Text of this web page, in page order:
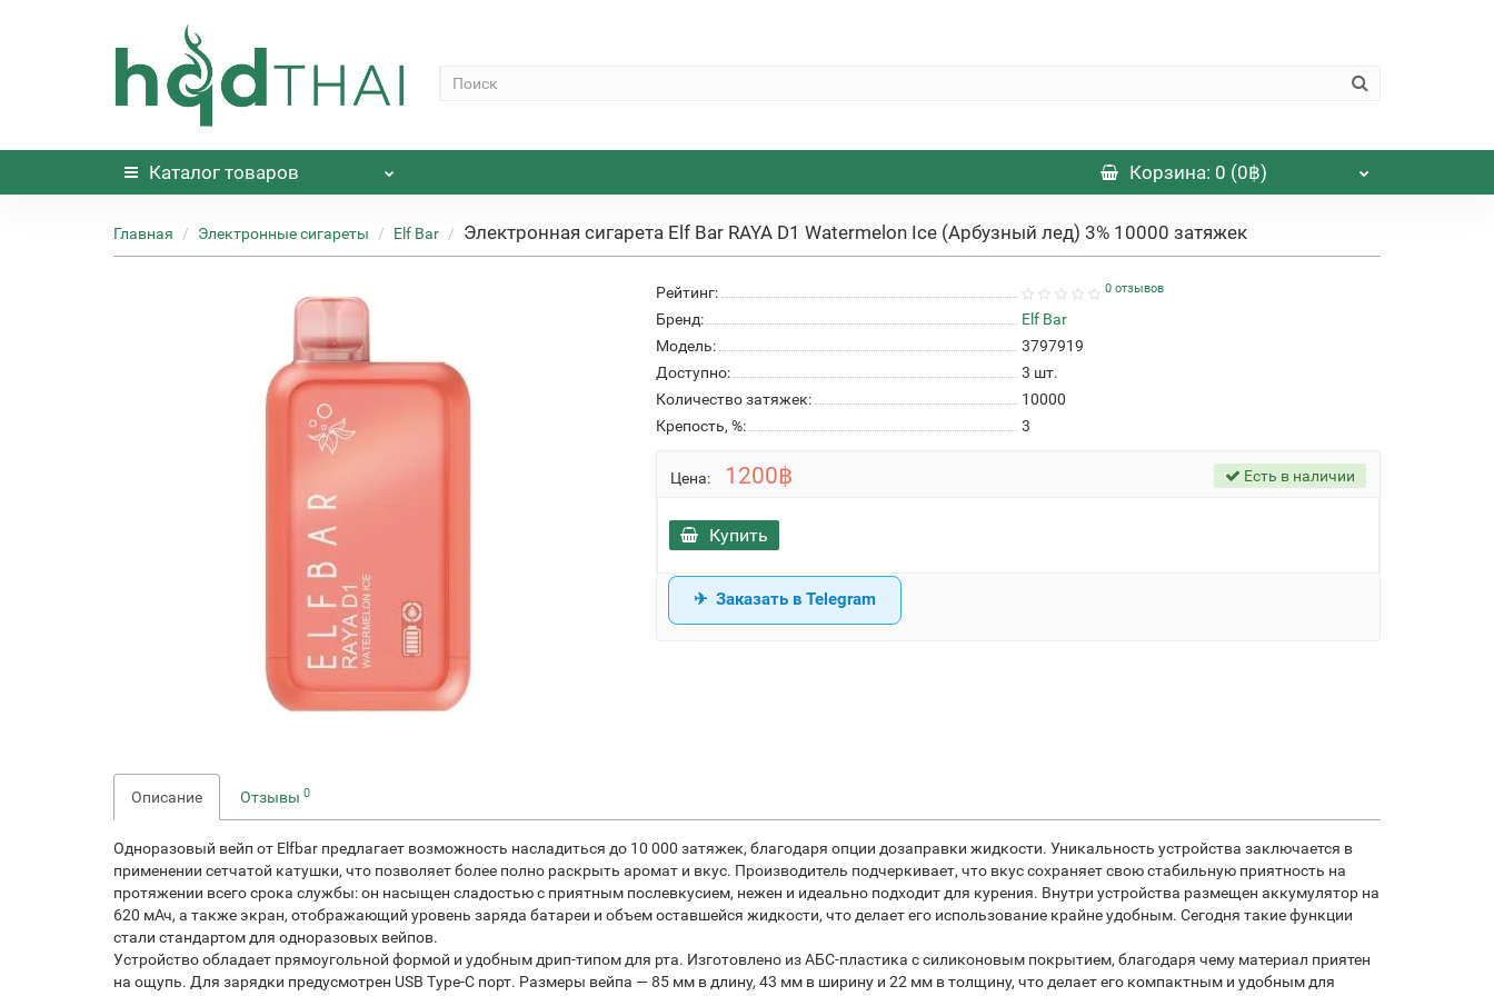
Каталог товаров Корзина: 0 (0฿)
Главная Электронные сигареты Elf Bar Электронная сигарета Elf Bar RAYA D1 Watermelon Ice (Арбузный лед) 3% 10000 затяжек
Рейтинг: 0 отзывов
Бренд:
Elf Bar
Модель:
3797919
Доступно:
3 шт.
Количество затяжек:
10000
Крепость, %:
3
Цена: 1200฿ Есть в наличии
Купить
Заказать в Telegram
Описание Отзывы 0
Одноразовый вейп от Elfbar предлагает возможность насладиться до 10 000 затяжек, благодаря опции дозаправки жидкости. Уникальность устройства заключается в
применении сетчатой катушки, что позволяет более полно раскрыть аромат и вкус. Производитель подчеркивает, что вкус сохраняет свою стабильную приятность на
протяжении всего срока службы: он насыщен сладостью с приятным послевкусием, нежен и идеально подходит для курения. Внутри устройства размещен аккумулятор на
620 мАч, а также экран, отображающий уровень заряда батареи и объем оставшейся жидкости, что делает его использование крайне удобным. Сегодня такие функции
стали стандартом для одноразовых вейпов.
Устройство обладает прямоугольной формой и удобным дрип-типом для рта. Изготовлено из АБС-пластика с силиконовым покрытием, благодаря чему материал приятен
на ощупь. Для зарядки предусмотрен USB Type-C порт. Размеры вейпа — 85 мм в длину, 43 мм в ширину и 22 мм в толщину, что делает его компактным и удобным для